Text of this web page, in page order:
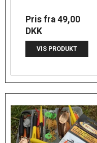
Pris fra 49,00
DKK
VIS PRODUKT